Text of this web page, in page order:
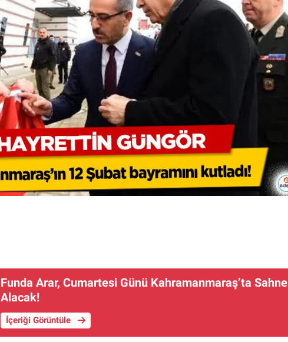
Funda Arar, Cumartesi Günü Kahramanmaraş’ta Sahne
Alacak!
İçeriği Görüntüle